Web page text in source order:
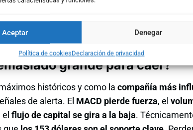
Aceptar Denegar
Política de cookiesDeclaración de privacidad
grande para caer?
históricos y como la compañía más
de alerta. El MACD pierde fuerza, el
flujo de capital se gira a la baja.